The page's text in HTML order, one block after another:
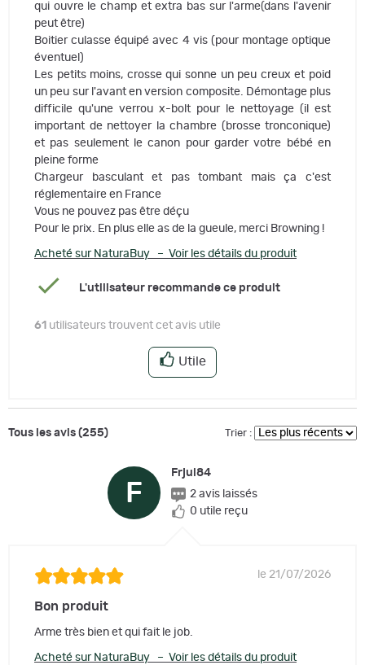
qui ouvre le champ et extra bas sur l'arme(dans l'avenir
peut être)
Boitier culasse équipé avec 4 vis (pour montage optique
éventuel)
Les petits moins, crosse qui sonne un peu creux et poid
un peu sur l'avant en version composite. Démontage plus
difficile qu'une verrou x-bolt pour le nettoyage (il est
important de nettoyer la chambre (brosse tronconique)
et pas seulement le canon pour garder votre bébé en
pleine forme
Chargeur basculant et pas tombant mais ça c'est
réglementaire en France
Vous ne pouvez pas être déçu
Pour le prix. En plus elle as de la gueule, merci Browning !
Acheté sur NaturaBuy – Voir les détails du produit
L'utilisateur recommande ce produit
61 utilisateurs trouvent cet avis utile
Utile
Tous les avis (255) Trier :
F
Frjul84
2 avis laissés
0 utile reçu
le 21/07/2026
Bon produit
Arme très bien et qui fait le job.
Acheté sur NaturaBuy – Voir les détails du produit